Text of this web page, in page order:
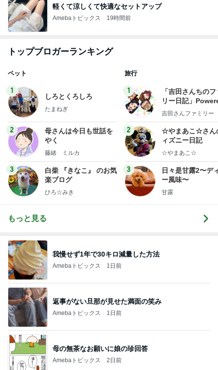
軽くて涼しくて快適なセットアップ
Amebaトピックス 19時間前
トップブロガーランキング
ペット
1
しろとくろしろ
たまねぎ
2
母さんは今日も世話を
やく
藤緒 ミルカ
3
白柴 『きなこ』 のお気
楽ブログ
ひろ☆みき
旅行
1
「吉田さんちの
リー日記」
y Ameba 吉田さ
ログ
吉田さんファミリー
2
☆やまあこ☆さん
ィズニー日記
☆やまあこ☆
3
日々是甘露2〜デ
ー風味〜
甘露
もっと見る
我慢せず1年で30キロ減量した方法
Amebaトピックス 1日前
返事がない旦那が見せた満面の笑み
Amebaトピックス 1日前
母の無茶なお願いに娘の珍回答
Amebaトピックス 2日前